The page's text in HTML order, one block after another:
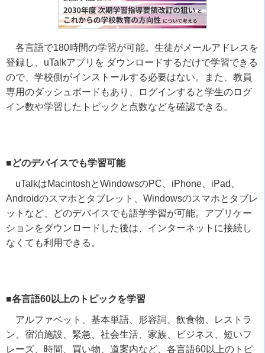
各言語で180時間の学習が可能。生徒がメールアドレスを
登録し、 uTalkアプリを ダウンロードするだけで学習できる
ので、学校側がインストールする必要はない。また、教員
専用のダッシュボードもあり、ログインすると学生のログ
イン数や学習したトピックと点数などを確認できる。
■どのデバイスでも学習可能
uTalkはMacintoshとWindowsのPC iPhone iPad
Androidのスマホとタブレット、 Windowsのスマホとタブレ
ットなど、どのデバイスでも語学学習が可能。アプリケー
ションをダウンロードした後は、インターネットに接続し
なくても利用できる。
■各言語60以上のトピックを学習
アルファベット、基本単語、形容詞、飲食物、レストラ
ン、宿泊施設、緊急、社会生活、家族、ビジネス、短いフ
レーズ、時間、買い物、道案内など、各言語60以上のトピ